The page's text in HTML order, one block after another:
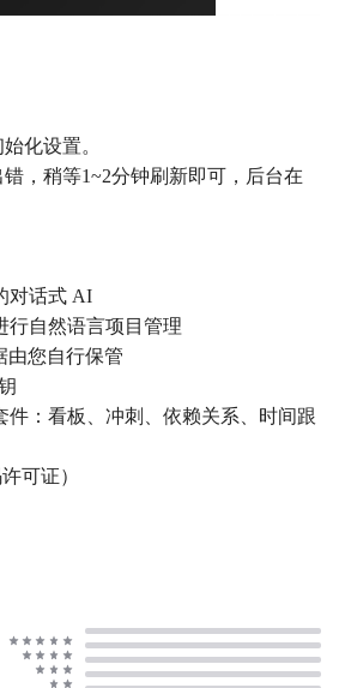
化设置。
，稍等1~2分钟刷新即可，后台在
对话式 AI
行自然语言项目管理
由您自行保管
件：看板、冲刺、依赖关系、时间跟